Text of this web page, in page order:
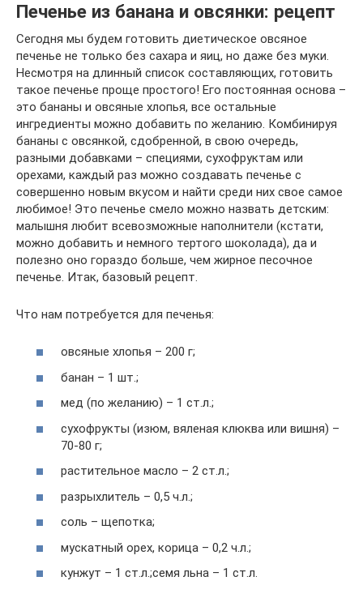
Печенье из банана и овсянки: рецепт
Сегодня мы будем готовить диетическое овсяное
печенье не только без сахара и яиц, но даже без муки.
Несмотря на длинный список составляющих, готовить
такое печенье проще простого! Его постоянная основа –
это бананы и овсяные хлопья, все остальные
ингредиенты можно добавить по желанию. Комбинируя
бананы с овсянкой, сдобренной, в свою очередь,
разными добавками – специями, сухофруктам или
орехами, каждый раз можно создавать печенье с
совершенно новым вкусом и найти среди них свое самое
любимое! Это печенье смело можно назвать детским:
малышня любит всевозможные наполнители (кстати,
можно добавить и немного тертого шоколада), да и
полезно оно гораздо больше, чем жирное песочное
печенье. Итак, базовый рецепт.
Что нам потребуется для печенья:
овсяные хлопья – 200 г;
банан – 1 шт.;
мед (по желанию) – 1 ст.л.;
сухофрукты (изюм, вяленая клюква или вишня) –
70-80 г;
растительное масло – 2 ст.л.;
разрыхлитель – 0,5 ч.л.;
соль – щепотка;
мускатный орех, корица – 0,2 ч.л.;
кунжут – 1 ст.л.;семя льна – 1 ст.л.